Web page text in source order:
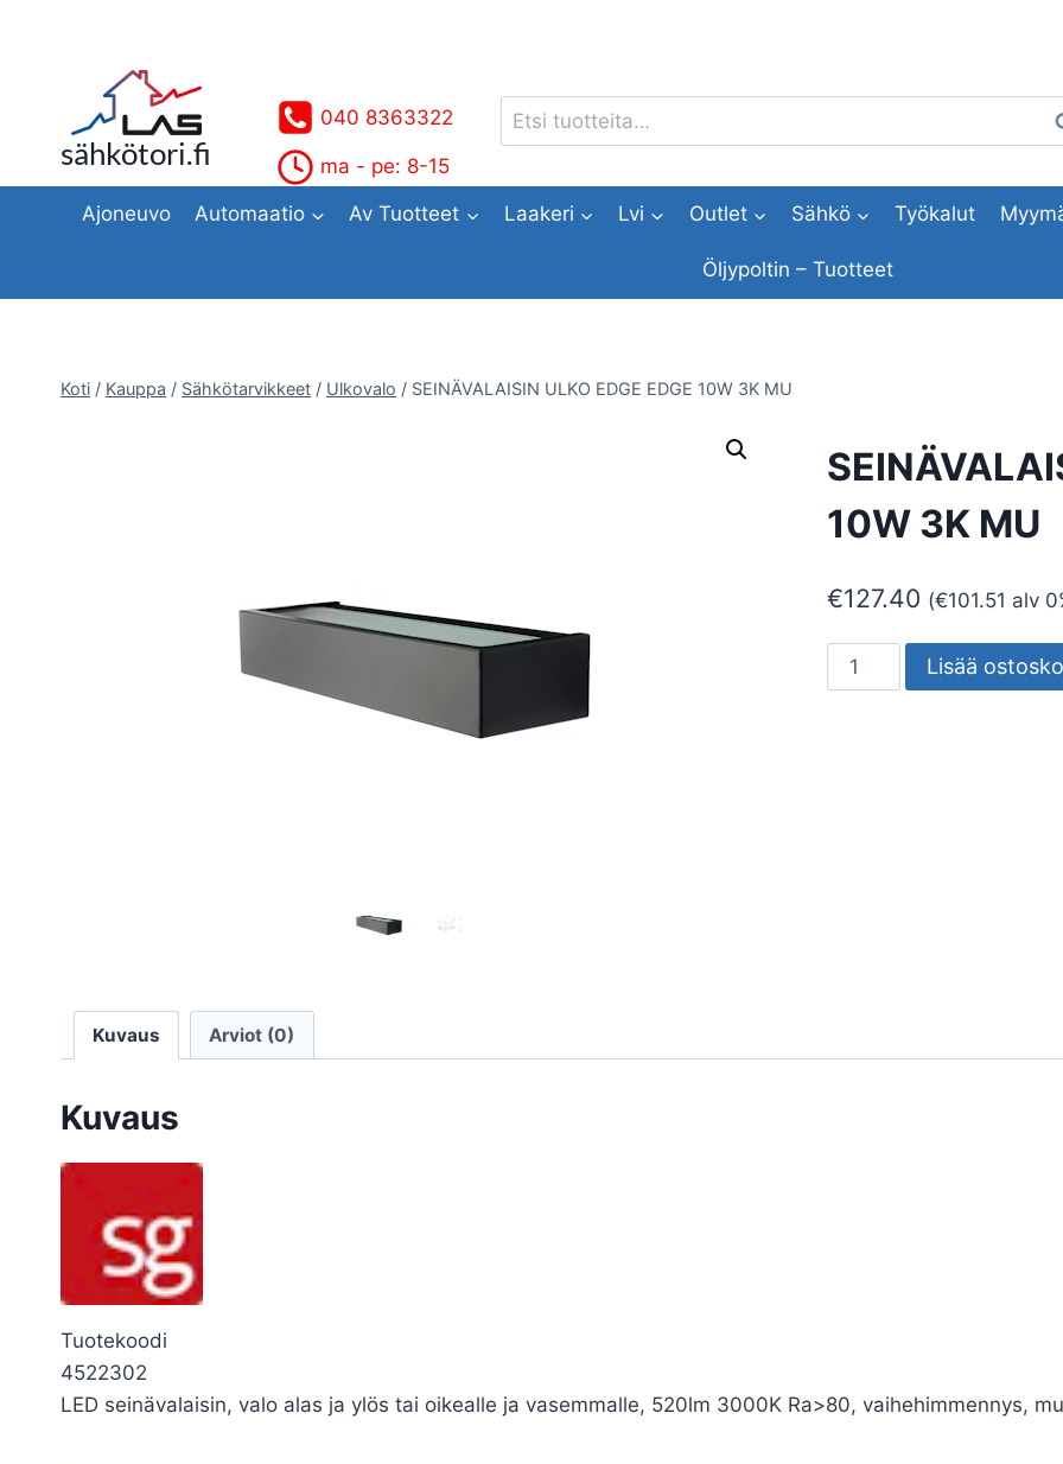
sähkötori.fi
040 8363322
ma - pe: 8-15
Etsi:
Ajoneuvo Automaatio Av Tuotteet Laakeri Lvi Outlet Sähkö Työkalut
Öljypoltin – Tuotteet
Koti / Kauppa / Sähkötarvikkeet / Ulkovalo / SEINÄVALAISIN ULKO EDGE EDGE 10W 3K MU
10W 3K MU
€127.40 (€101.51 alv
SEINÄVALAISIN
ULKO
Lisää
Kuvaus Arviot (0)
Kuvaus
Tuotekoodi
4522302
LED seinävalaisin, valo alas ja ylös tai oikealle ja vasemmalle, 520lm 3000K Ra>80, vaihehimmennys,